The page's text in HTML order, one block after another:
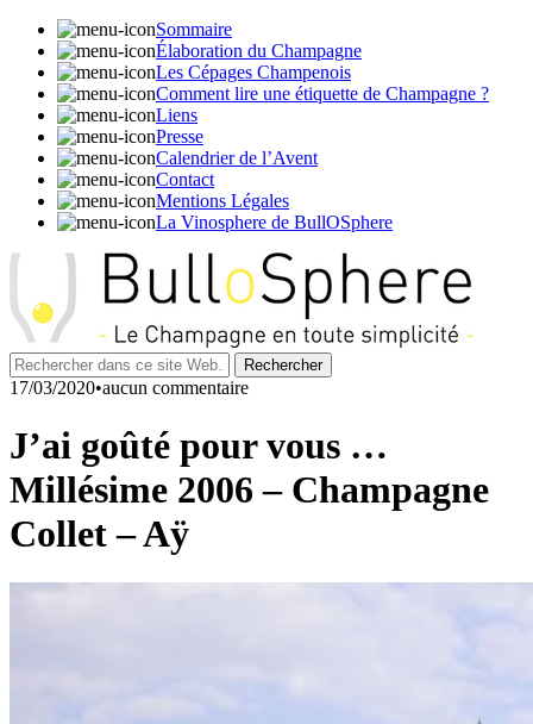
Sommaire
Élaboration du Champagne
Les Cépages Champenois
Comment lire une étiquette de Champagne ?
Liens
Presse
Calendrier de l’Avent
Contact
Mentions Légales
La Vinosphere de BullOSphere
17/03/2020•aucun commentaire
J’ai goûté pour vous …
Millésime 2006 – Champagne
Collet – Aÿ